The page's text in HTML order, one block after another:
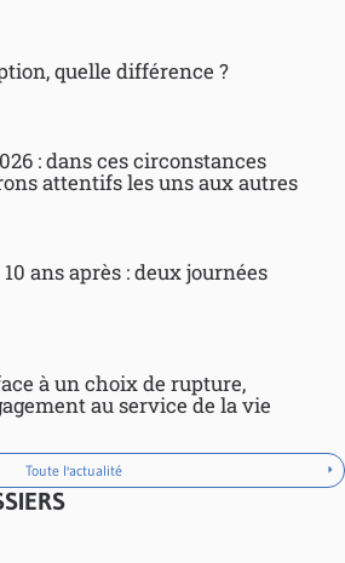
quelle différence ?
: dans ces circonstances
attentifs les uns aux autres
ans après : deux journées
à un choix de rupture,
au service de la vie
Toute l'actualité